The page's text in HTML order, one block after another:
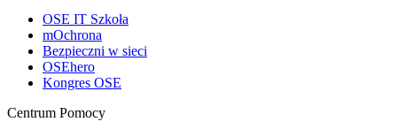
OSE IT Szkoła
mOchrona
Bezpieczni w sieci
OSEhero
Kongres OSE
Centrum Pomocy